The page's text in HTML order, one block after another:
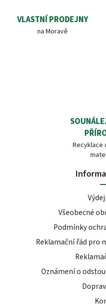
VLASTNÍ PRODEJNY
na Moravě
Recyklace
Všeobecné
Podmínky
Reklamační řád pro
Oznámení o